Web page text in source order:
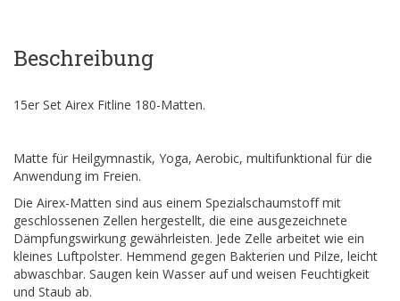
Beschreibung
15er Set Airex Fitline 180-Matten.
Matte für Heilgymnastik, Yoga, Aerobic, multifunktional für die
Anwendung im Freien.
Die Airex-Matten sind aus einem Spezialschaumstoff mit
geschlossenen Zellen hergestellt, die eine ausgezeichnete
Dämpfungswirkung gewährleisten. Jede Zelle arbeitet wie ein
kleines Luftpolster. Hemmend gegen Bakterien und Pilze, leicht
abwaschbar. Saugen kein Wasser auf und weisen Feuchtigkeit
und Staub ab.